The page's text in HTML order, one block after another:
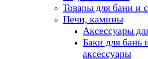
Товары для бани и
Печи, камины
Аксессуары
Баки для бань
аксессуары